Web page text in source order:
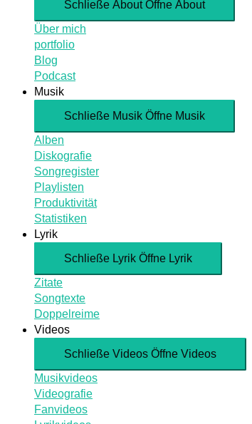
Schließe About Öffne About
Über mich
portfolio
Blog
Podcast
Musik
Schließe Musik Öffne Musik
Alben
Diskografie
Songregister
Playlisten
Produktivität
Statistiken
Lyrik
Schließe Lyrik Öffne Lyrik
Zitate
Songtexte
Doppelreime
Videos
Schließe Videos Öffne Videos
Musikvideos
Videografie
Fanvideos